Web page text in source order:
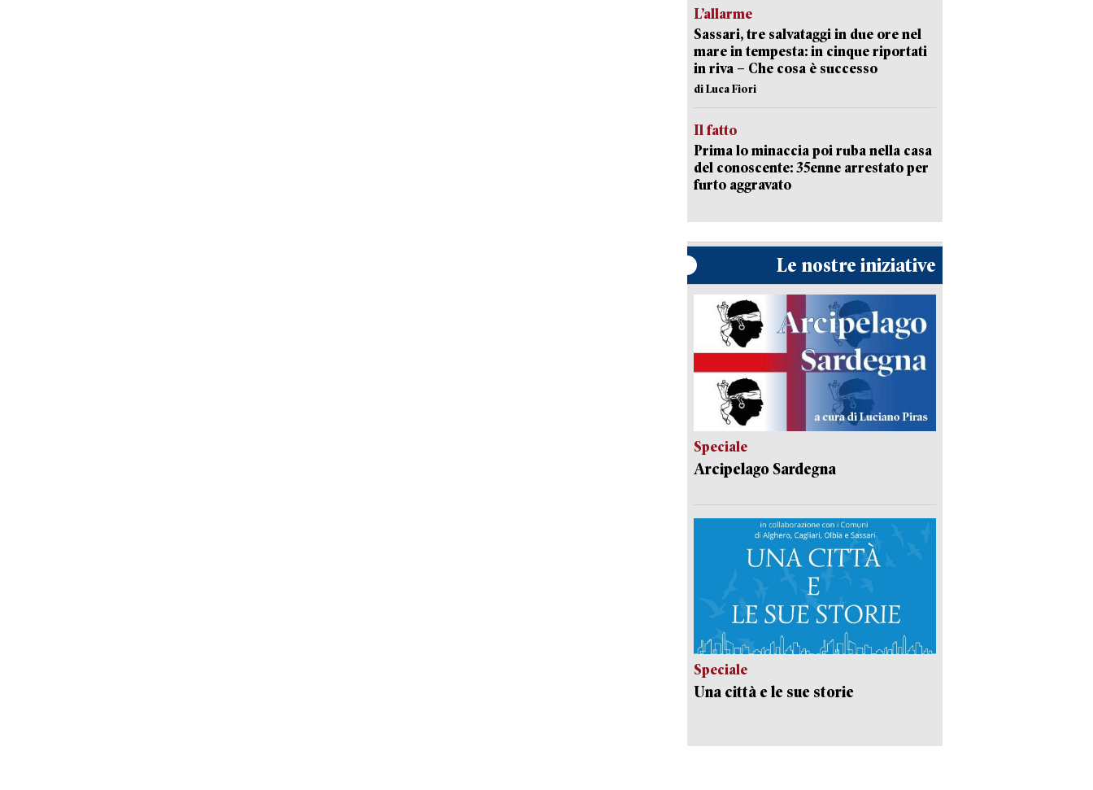
L’allarme
Sassari, tre salvataggi in due ore nel
mare in tempesta: in cinque riportati
in riva – Che cosa è successo
di Luca Fiori
Il fatto
Prima lo minaccia poi ruba nella casa
del conoscente: 35enne arrestato per
furto aggravato
Le nostre iniziative
Speciale
Arcipelago Sardegna
Speciale
Una città e le sue storie